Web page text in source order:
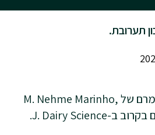
תערובת.
תרגום, מבוסס על מאמרם של M. Nehme Marinho,